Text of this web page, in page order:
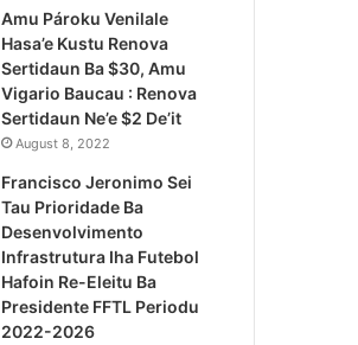
Notísia Kalan
August 4, 2026
Amu Pároku Venilale
Hasa’e Kustu Renova
Sertidaun Ba $30, Amu
Vigario Baucau : Renova
Sertidaun Ne’e $2 De’it
August 8, 2022
Francisco Jeronimo Sei
Tau Prioridade Ba
Desenvolvimento
Infrastrutura Iha Futebol
Hafoin Re-Eleitu Ba
Presidente FFTL Periodu
2022-2026